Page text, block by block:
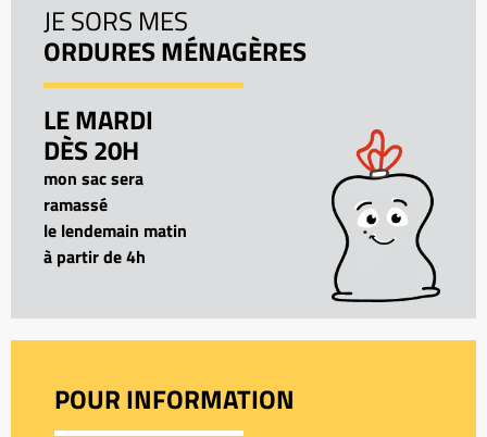
JE SORS MES
ORDURES MÉNAGÈRES
LE MARDI
DÈS 20H
mon sac sera
ramassé
le lendemain matin
à partir de 4h
POUR INFORMATION